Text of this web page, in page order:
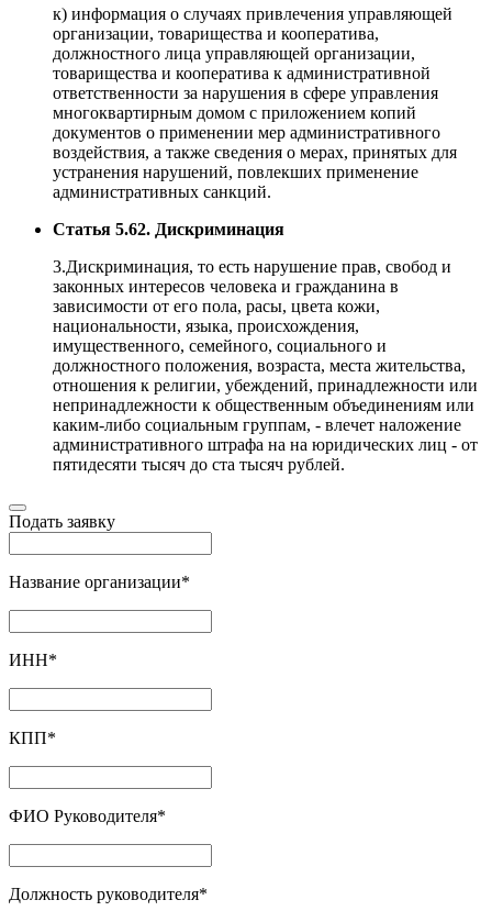
к) информация о случаях привлечения управляющей
организации, товарищества и кооператива,
должностного лица управляющей организации,
товарищества и кооператива к административной
ответственности за нарушения в сфере управления
многоквартирным домом с приложением копий
документов о применении мер административного
воздействия, а также сведения о мерах, принятых для
устранения нарушений, повлекших применение
административных санкций.
Статья 5.62. Дискриминация
3.Дискриминация, то есть нарушение прав, свобод и
законных интересов человека и гражданина в
зависимости от его пола, расы, цвета кожи,
национальности, языка, происхождения,
имущественного, семейного, социального и
должностного положения, возраста, места жительства,
отношения к религии, убеждений, принадлежности или
непринадлежности к общественным объединениям или
каким-либо социальным группам, - влечет наложение
административного штрафа на на юридических лиц - от
пятидесяти тысяч до ста тысяч рублей.
Подать заявку
Название организации*
ИНН*
КПП*
ФИО Руководителя*
Должность руководителя*